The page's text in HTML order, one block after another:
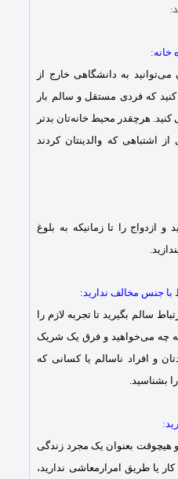
خانه:
به دانشگاهی خارج از
که فردی مستقل و سالم بار
کنید. هرچقدر محیط خانه‌تان بد‌تر
اشتباهی که والدینتان کردند
و ازدواج را تا زمانیکه به بلوغ
با جنس مخالف ندارید:
سالم بگیرید تا تجربه لازم را
چه می‌خواهید و فرق یک شریک
و افراد ناسالم یا کسانی که
بشناسید.
هیچوقت بعنوان یک مجرد زندگی
یا طریق امرارمعاشی ندارید،